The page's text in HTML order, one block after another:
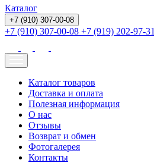
Каталог
+7 (910) 307-00-08
+7 (910) 307-00-08 +7 (919) 202-97-31
Каталог товаров
Доставка и оплата
Полезная информация
О нас
Отзывы
Возврат и обмен
Фотогалерея
Контакты